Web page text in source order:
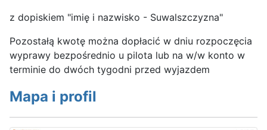
z dopiskiem "imię i nazwisko - Suwalszczyzna"
Pozostałą kwotę można dopłacić w dniu rozpoczęcia
wyprawy bezpośrednio u pilota lub na w/w konto w
terminie do dwóch tygodni przed wyjazdem
Mapa i profil